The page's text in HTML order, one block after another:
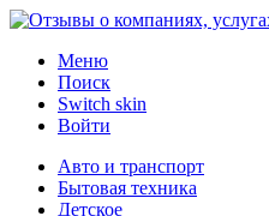
Меню
Поиск
Switch skin
Войти
Авто и транспорт
Бытовая техника
Детское